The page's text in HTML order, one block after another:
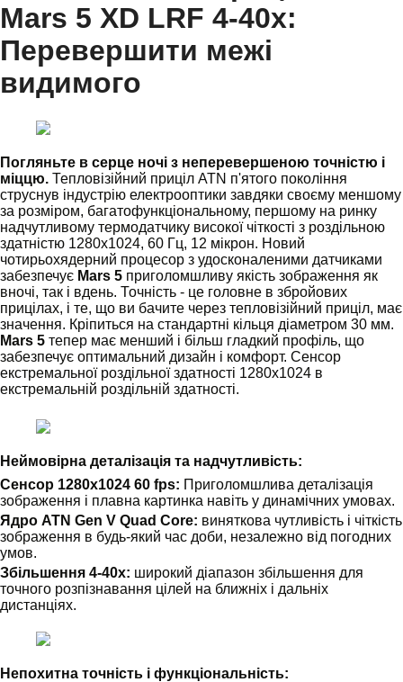
Mars 5 XD LRF 4-40x:
Перевершити межі
видимого
Погляньте в серце ночі з неперевершеною точністю і
міццю. Тепловізійний приціл ATN п'ятого покоління
струснув індустрію електрооптики завдяки своєму меншому
за розміром, багатофункціональному, першому на ринку
надчутливому термодатчику високої чіткості з роздільною
здатністю 1280x1024, 60 Гц, 12 мікрон. Новий
чотирьохядерний процесор з удосконаленими датчиками
забезпечує Mars 5 приголомшливу якість зображення як
вночі, так і вдень. Точність - це головне в збройових
прицілах, і те, що ви бачите через тепловізійний приціл, має
значення. Кріпиться на стандартні кільця діаметром 30 мм.
Mars 5 тепер має менший і більш гладкий профіль, що
забезпечує оптимальний дизайн і комфорт. Сенсор
екстремальної роздільної здатності 1280x1024 в
екстремальній роздільній здатності.
Неймовірна деталізація та надчутливість:
Сенсор 1280x1024 60 fps: Приголомшлива деталізація
зображення і плавна картинка навіть у динамічних умовах.
Ядро ATN Gen V Quad Core: виняткова чутливість і чіткість
зображення в будь-який час доби, незалежно від погодних
умов.
Збільшення 4-40x: широкий діапазон збільшення для
точного розпізнавання цілей на ближніх і дальніх
дистанціях.
Непохитна точність і функціональність: